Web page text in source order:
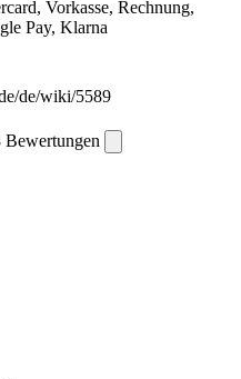
Vorkasse, Rechnung,
Pay, Klarna
de/wiki/5589
Bewertungen